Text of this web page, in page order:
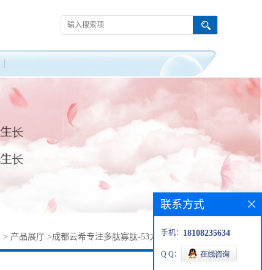
> 产品展厅 >成都云希专注多肽寡肽-53大批量供应的拷贝
联系方式
手机： 18108235634
Q Q：